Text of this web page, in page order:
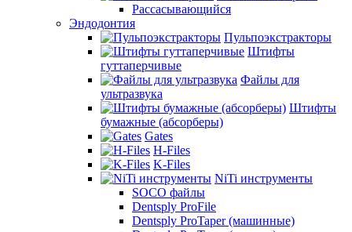
Рассасывающийся
Эндодонтия
Пульпоэкстракторы
Штифты
гуттаперчивые
Файлы для
ультразвука
Штифты
бумажные (абсорберы)
Gates
H-Files
K-Files
NiTi инструменты
SOCO файлы
Dentsply ProFile
Dentsply ProTaper (машинные)